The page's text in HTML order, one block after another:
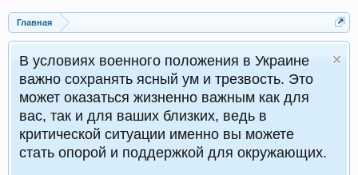
Главная
военного положения в Украине
ясный ум и трезвость. Это
жизненно важным как для
для ваших близких, ведь в
ситуации именно вы можете
и поддержкой для окружающих.